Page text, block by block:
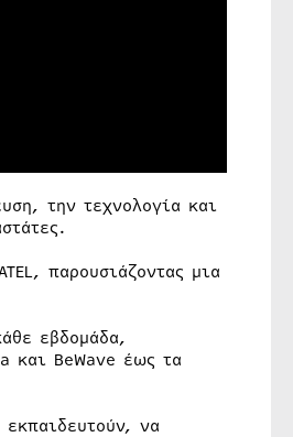
την τεχνολογία και
παρουσιάζοντας μια
εβδομάδα,
και BeWave έως τα
εκπαιδευτούν, να